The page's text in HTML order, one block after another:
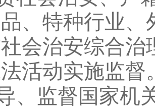
、特种行业
会治安综合
活动实施监督
、监督国家机